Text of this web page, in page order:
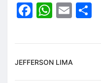
Facebook
JEFFERSON LIMA